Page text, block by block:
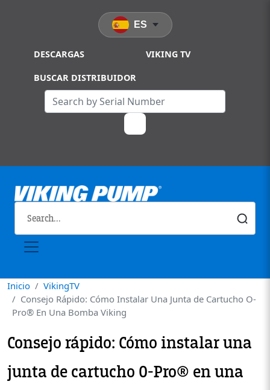
DESCARGAS VIKING TV
BUSCAR DISTRIBUIDOR
ES
Inicio
VikingTV
Consejo Rápido: Cómo Instalar Una Junta de Cartucho O-
Pro® En Una Bomba Viking
Consejo rápido: Cómo instalar una
junta de cartucho O-Pro® en una